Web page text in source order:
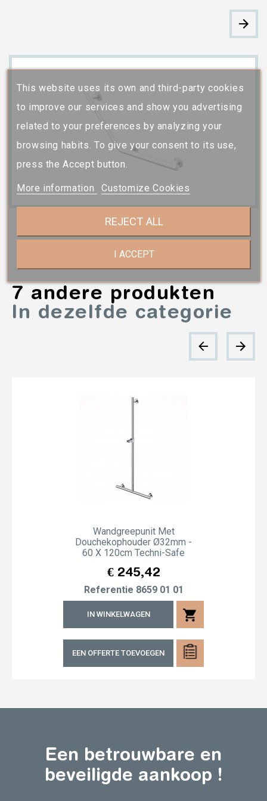
This website uses its own and third-party cookies
to improve our services and show you advertising
related to your preferences by analyzing your
browsing habits. To give your consent to its use,
press the Accept button.
More information Customize Cookies
REJECT ALL
I ACCEPT
7 andere produkten
In dezelfde categorie
Wandgreepunit Met
Douchekophouder Ø32mm -
60 X 120cm Techni-Safe
Prijs
€ 245,42
Referentie 8659 01 01
IN WINKELWAGEN shopping_cart
EEN OFFERTE TOEVOEGEN
Een betrouwbare en
beveiligde aankoop !